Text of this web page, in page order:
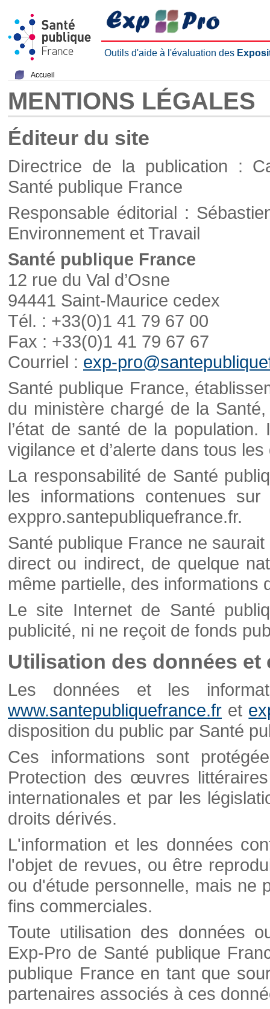
Outils d'aide à l'évaluation des
Accueil
MENTIONS LÉGALES
Éditeur du site
Directrice de la publication :
Santé publique France
Responsable éditorial :
Environnement et Travail
Santé publique France
12 rue du Val d’Osne
94441 Saint-Maurice cedex
Tél. : +33(0)1 41 79 67 00
Fax : +33(0)1 41 79 67 67
Courriel : exp-
Santé publique France,
du ministère chargé de la
l’état de santé de la
vigilance et d’alerte dans tous
La responsabilité de Santé
les informations contenues
exppro.santepubliquefrance.fr.
Santé publique France ne
direct ou indirect, de quelque
même partielle, des informations
Le site Internet de Santé
publicité, ni ne reçoit de fonds
Utilisation des données et
Les données et les
www.santepubliquefrance.fr et
disposition du public par Santé
Ces informations sont
Protection des œuvres
internationales et par les
droits dérivés.
L'information et les données
l'objet de revues, ou être
ou d'étude personnelle, mais ne
fins commerciales.
Toute utilisation des données
Exp-Pro de Santé publique
publique France en tant que
partenaires associés à ces